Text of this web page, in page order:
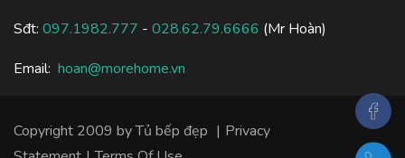
Sđt: 097.1982.777 - 028.62.79.6666 (Mr Hoàn)
Email: hoan@morehome.vn
Copyright 2009 byTủ bếp đẹp | Privacy